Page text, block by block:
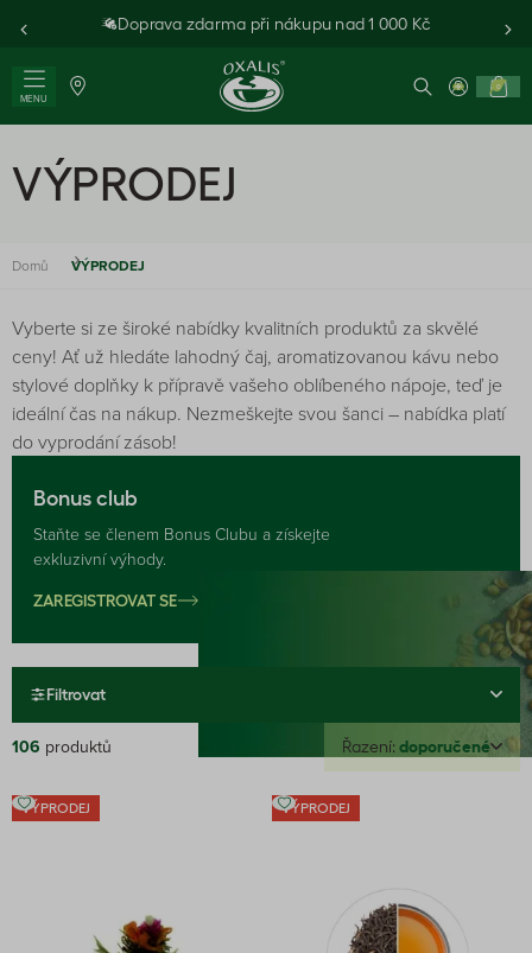
Doprava zdarma při nákupu nad 1 000 Kč
MENU
0
VÝPRODEJ
Domů VÝPRODEJ
Vyberte si ze široké nabídky kvalitních produktů za skvělé
ceny! Ať už hledáte lahodný čaj, aromatizovanou kávu nebo
stylové doplňky k přípravě vašeho oblíbeného nápoje, teď je
ideální čas na nákup. Nezmeškejte svou šanci – nabídka platí
do vyprodání zásob!
Bonus club
Staňte se členem Bonus Clubu a získejte
exkluzivní výhody.
ZAREGISTROVAT SE
Filtrovat
106 produktů Řazení: doporučené
VÝPRODEJ VÝPRODEJ